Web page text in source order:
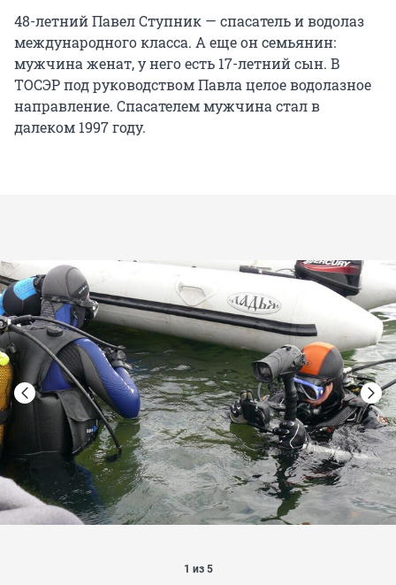
48-летний Павел Ступник — спасатель и водолаз
международного класса. А еще он семьянин:
мужчина женат, у него есть 17-летний сын. В
ТОСЭР под руководством Павла целое водолазное
направление. Спасателем мужчина стал в
далеком 1997 году.
1 из 5